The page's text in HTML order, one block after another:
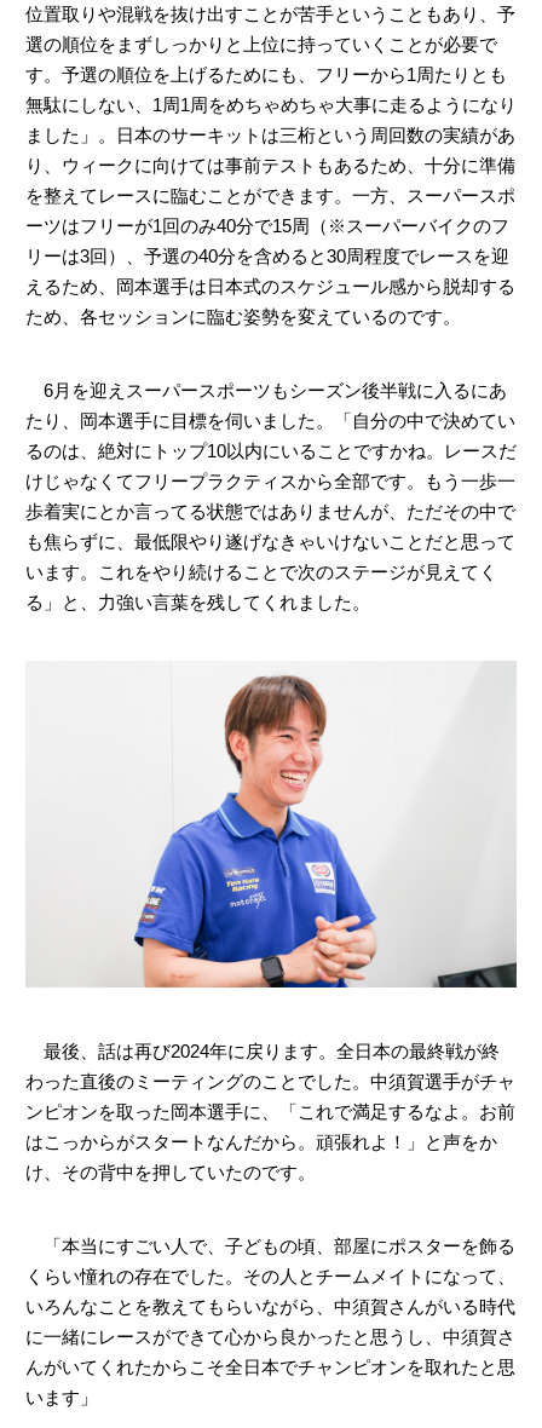
位置取りや混戦を抜け出すことが苦手ということもあり、予
選の順位をまずしっかりと上位に持っていくことが必要で
す。予選の順位を上げるためにも、フリーから1周たりとも
無駄にしない、1周1周をめちゃめちゃ大事に走るようになり
ました」。日本のサーキットは三桁という周回数の実績があ
り、ウィークに向けては事前テストもあるため、十分に準備
を整えてレースに臨むことができます。一方、スーパースポ
ーツはフリーが1回のみ40分で15周（※スーパーバイクのフ
リーは3回）、予選の40分を含めると30周程度でレースを迎
えるため、岡本選手は日本式のスケジュール感から脱却する
ため、各セッションに臨む姿勢を変えているのです。
6月を迎えスーパースポーツもシーズン後半戦に入るにあ
たり、岡本選手に目標を伺いました。「自分の中で決めてい
るのは、絶対にトップ10以内にいることですかね。レースだ
けじゃなくてフリープラクティスから全部です。もう一歩一
歩着実にとか言ってる状態ではありませんが、ただその中で
も焦らずに、最低限やり遂げなきゃいけないことだと思って
います。これをやり続けることで次のステージが見えてく
る」と、力強い言葉を残してくれました。
最後、話は再び2024年に戻ります。全日本の最終戦が終
わった直後のミーティングのことでした。中須賀選手がチャ
ンピオンを取った岡本選手に、「これで満足するなよ。お前
はこっからがスタートなんだから。頑張れよ！」と声をか
け、その背中を押していたのです。
「本当にすごい人で、子どもの頃、部屋にポスターを飾る
くらい憧れの存在でした。その人とチームメイトになって、
いろんなことを教えてもらいながら、中須賀さんがいる時代
に一緒にレースができて心から良かったと思うし、中須賀さ
んがいてくれたからこそ全日本でチャンピオンを取れたと思
います」